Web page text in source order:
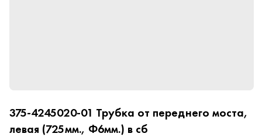
375-4245020-01 Трубка от переднего моста,
левая (725мм., Ф6мм.) в сб